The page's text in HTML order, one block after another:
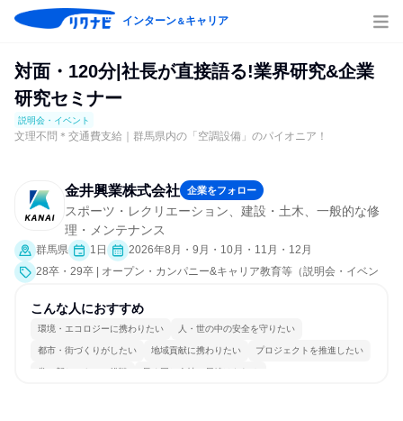
インターン＆キャリア
対面・120分|社長が直接語る!業界研究&企業
研究セミナー
説明会・イベント
文理不問＊交通費支給｜群馬県内の「空調設備」のパイオニア！
金井興業株式会社 企業をフォロー
スポーツ・レクリエーション、建設・土木、一般的な修
理・メンテナンス
群馬県 1日
2026年8月・9月・10月・11月・12月
28卒・29卒 | オープン・カンパニー&キャリア教育等（説明会・イベン
界研究]）
こんな人におすすめ
環境・エコロジーに携わりたい 人・世の中の安全を守りたい
都市・街づくりがしたい 地域貢献に携わりたい プロジェクトを推進したい
常に新しいものに挑戦 長く同じ会社に居続けられる